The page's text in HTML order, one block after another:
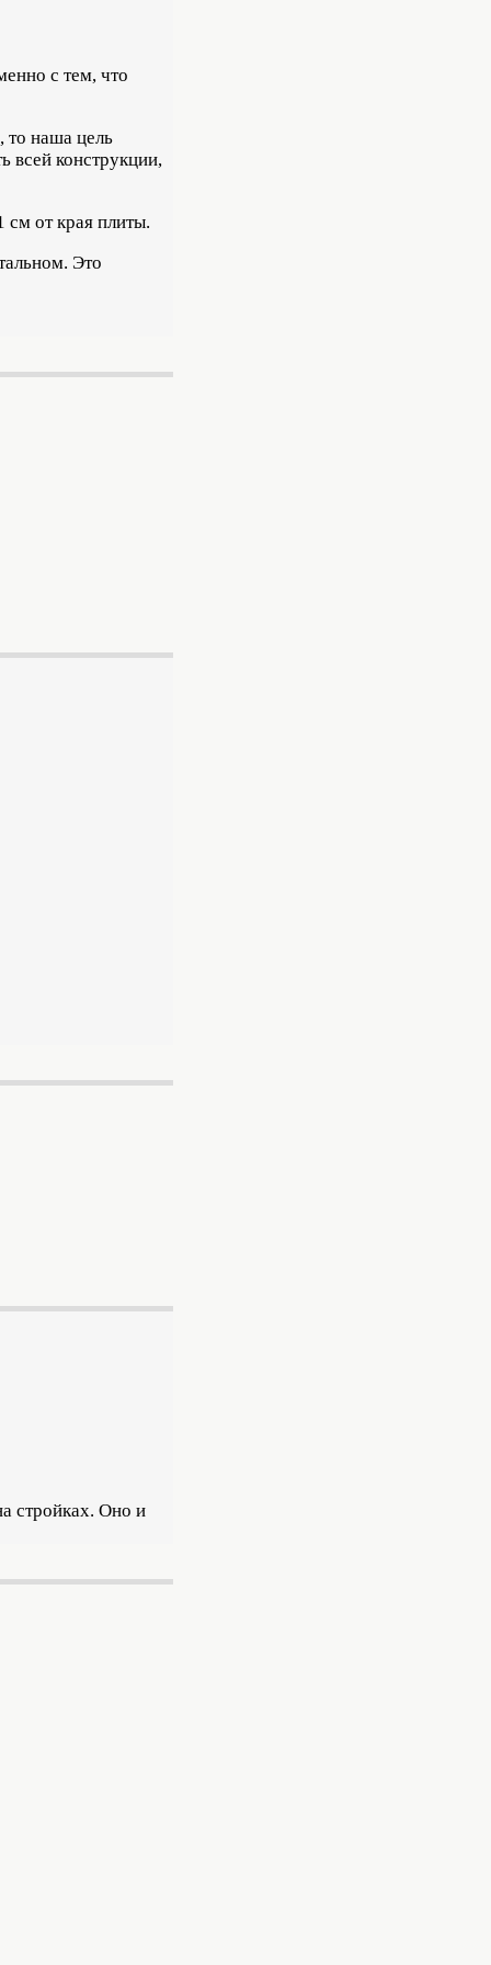
с тем, что
то наша цель
всей конструкции,
от края плиты.
Это
стройках. Оно и